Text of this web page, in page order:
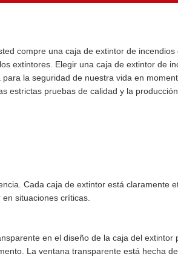
compre una caja de extintor de
extintores. Elegir una caja de extintor de
la seguridad de nuestra vida en
estrictas pruebas de calidad y la
Cada caja de extintor está claramente
situaciones críticas.
en el diseño de la caja del
La ventana transparente está hecha